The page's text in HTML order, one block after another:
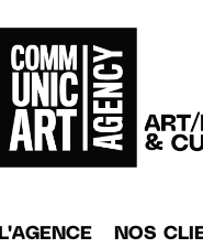
L'AGENCE NOS